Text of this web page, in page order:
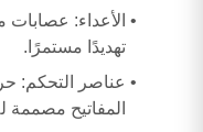
الأعداء:
تهديدًا مستمرًا.
عناصر التحكم:
المفاتيح مصممة